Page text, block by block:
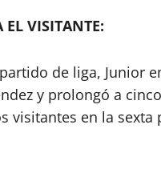
EL VISITANTE:
de liga, Junior
y prolongó a
visitantes en la